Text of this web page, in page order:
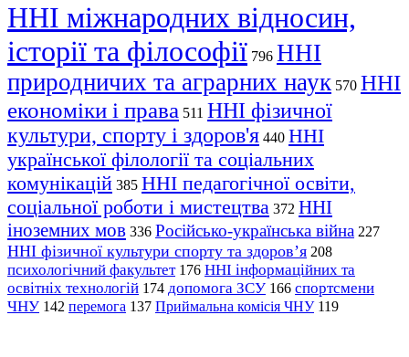
ННІ міжнародних відносин,
історії та філософії 796 ННІ
природничих та аграрних наук 570 ННІ
економіки і права 511 ННІ фізичної
культури, спорту і здоров'я 440 ННІ
української філології та соціальних
комунікацій 385 ННІ педагогічної освіти,
соціальної роботи і мистецтва 372 ННІ
іноземних мов 336 Російсько-українська війна 227
ННІ фізичної культури спорту та здоров’я 208
психологічний факультет 176 ННІ інформаційних та
освітніх технологій 174 допомога ЗСУ 166 спортсмени
ЧНУ 142 перемога 137 Приймальна комісія ЧНУ 119